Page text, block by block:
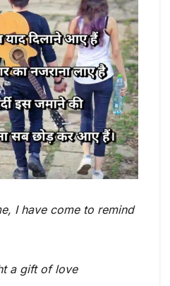
I have come to remind
a gift of love